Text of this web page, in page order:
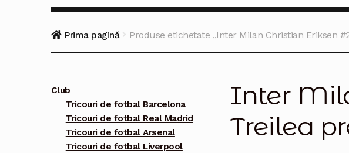
Prima pagină Produse etichetate „Inter Milan Christian Eriksen
Inter
Treilea
Club
Tricouri de fotbal Barcelona
Tricouri de fotbal Real Madrid
Tricouri de fotbal Arsenal
Tricouri de fotbal Liverpool